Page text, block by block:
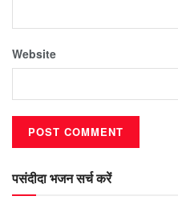
Website
पसंदीदा भजन सर्च करें